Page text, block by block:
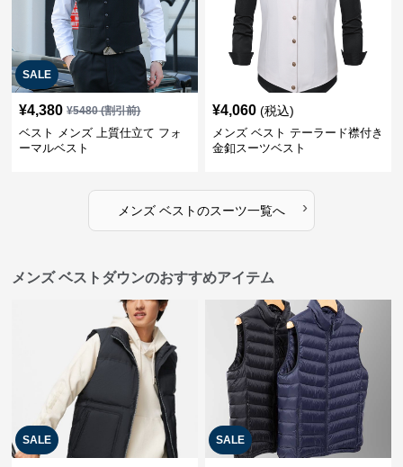
SALE
¥4,380 ¥5480(割引前)
ベスト メンズ 上質仕立て フォ
ーマルベスト
¥4,060 (税込)
メンズ ベスト テーラード襟付き
金釦スーツベスト
メンズ ベストのスーツ一覧へ ›
メンズ ベストダウンのおすすめアイテム
SALE SALE